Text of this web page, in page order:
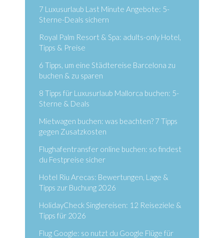
7 Luxusurlaub Last Minute Angebote: 5-
Sterne-Deals sichern
Royal Palm Resort & Spa: adults-only Hotel,
Tipps & Preise
6 Tipps, um eine Städtereise Barcelona zu
buchen & zu sparen
8 Tipps für Luxusurlaub Mallorca buchen: 5-
Sterne & Deals
Mietwagen buchen: was beachten? 7 Tipps
gegen Zusatzkosten
Flughafentransfer online buchen: so findest
du Festpreise sicher
Hotel Riu Arecas: Bewertungen, Lage &
Tipps zur Buchung 2026
HolidayCheck Singlereisen: 12 Reiseziele &
Tipps für 2026
Flug Google: so nutzt du Google Flüge für